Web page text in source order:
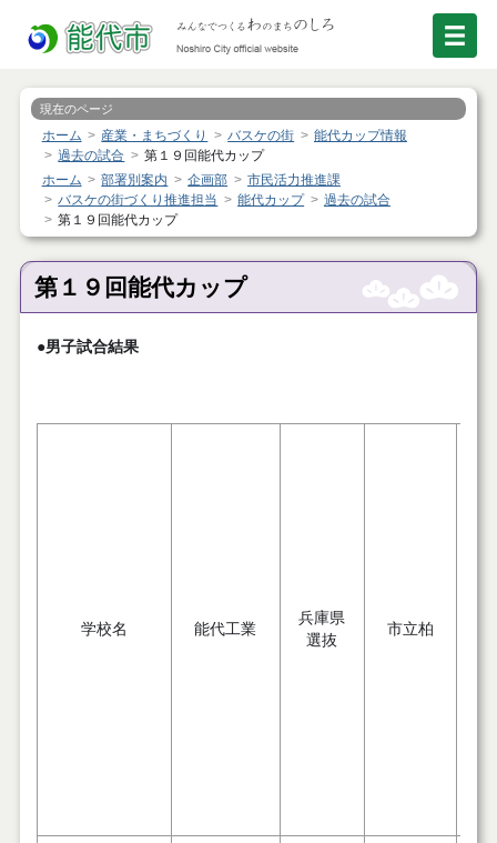
現在のページ
ホーム 産業・まちづくり バスケの街
能代カップ情報
過去の試合
第１９回能代カップ
ホーム
部署別案内 企画部
市民活力推進課
バスケの街づくり推進担当
能代カップ
過去の試合
第１９回能代カップ
第１９回能代カップ
●男子試合結果
学校名 能代工業
兵庫県
選抜
市立柏